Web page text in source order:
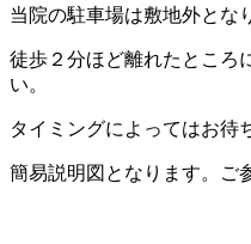
当院の駐車場は敷地外とな
徒歩２分ほど離れたところ
い。
タイミングによってはお待
簡易説明図となります。ご